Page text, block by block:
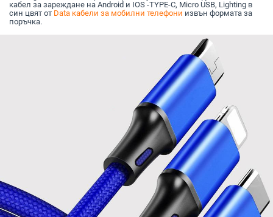
кабел за зареждане на Android и IOS -TYPE-C, Micro USB, Lighting в
син цвят от Data кабели за мобилни телефони извън формата за
поръчка.